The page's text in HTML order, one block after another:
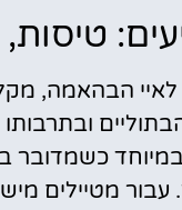
הבהאמה,
במיוחד כשמדובר
מטיילים